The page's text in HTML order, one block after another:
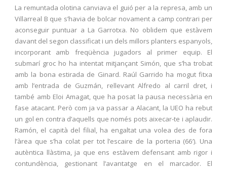
La remuntada olotina canviava el guió per a la represa, amb un
Villarreal B que s’havia de bolcar novament a camp contrari per
aconseguir puntuar a La Garrotxa. No oblidem que estàvem
davant del segon classificat i un dels millors planters espanyols,
incorporant amb freqüència jugadors al primer equip. El
submarí groc ho ha intentat mitjançant Simón, que s’ha trobat
amb la bona estirada de Ginard. Raúl Garrido ha mogut fitxa
amb l’entrada de Guzmán, rellevant Alfredo al carril dret, i
també amb Eloi Amagat, que ha posat la pausa necessària en
fase atacant. Però com ja va passar a Alacant, la UEO ha rebut
un gol en contra d’aquells que només pots aixecar-te i aplaudir.
Ramón, el capità del filial, ha engaltat una volea des de fora
l’àrea que s’ha colat per tot l’escaire de la porteria (66′). Una
autèntica llàstima, ja que ens estàvem defensant amb rigor i
contundència, gestionant l’avantatge en el marcador. El